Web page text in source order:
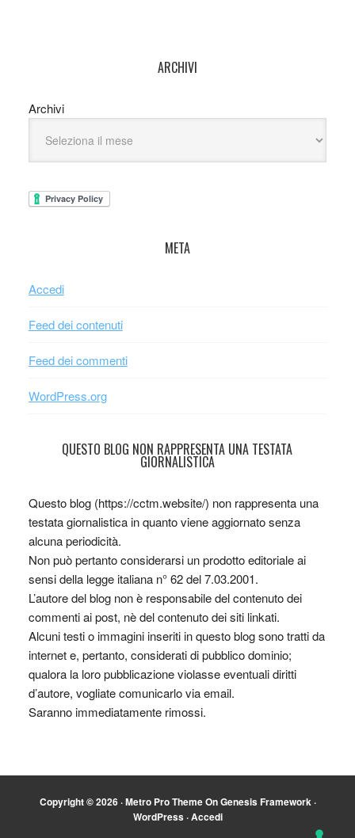
ARCHIVI
Archivi
META
Accedi
Feed dei contenuti
Feed dei commenti
WordPress.org
QUESTO BLOG NON RAPPRESENTA UNA TESTATA
GIORNALISTICA
Questo blog (https://cctm.website/) non rappresenta una
testata giornalistica in quanto viene aggiornato senza
alcuna periodicità.
Non può pertanto considerarsi un prodotto editoriale ai
sensi della legge italiana n° 62 del 7.03.2001.
L’autore del blog non è responsabile del contenuto dei
commenti ai post, nè del contenuto dei siti linkati.
Alcuni testi o immagini inseriti in questo blog sono tratti da
internet e, pertanto, considerati di pubblico dominio;
qualora la loro pubblicazione violasse eventuali diritti
d’autore, vogliate comunicarlo via email.
Saranno immediatamente rimossi.
Copyright © 2026 ·Metro Pro ThemeOnGenesis Framework·
WordPress·Accedi